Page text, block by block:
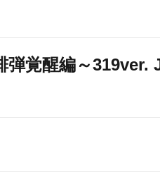
弾覚醒編～319ver.